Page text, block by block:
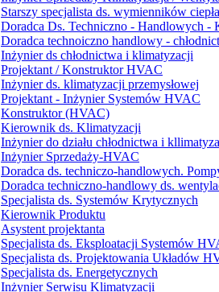
Starszy specjalista ds. wymienników ciepła
Doradca Ds. Techniczno - Handlowych -
Doradca technoiczno handlowy -
Inżynier ds chłodnictwa i klimatyzacji
Projektant / Konstruktor HVAC
Inżynier ds. klimatyzacji przemysłowej
Projektant - Inżynier Systemów HVAC
Konstruktor (HVAC)
Kierownik ds. Klimatyzacji
Inżynier do działu chłodnictwa i
Inżynier Sprzedaży-HVAC
Doradca ds. techniczo-handlowych.
Doradca techniczno-handlowy ds.
Specjalista ds. Systemów Krytycznych
Kierownik Produktu
Asystent projektanta
Specjalista ds. Eksploatacji Systemów
Specjalista ds. Projektowania Układów
Specjalista ds. Energetycznych
Inżynier Serwisu Klimatyzacji